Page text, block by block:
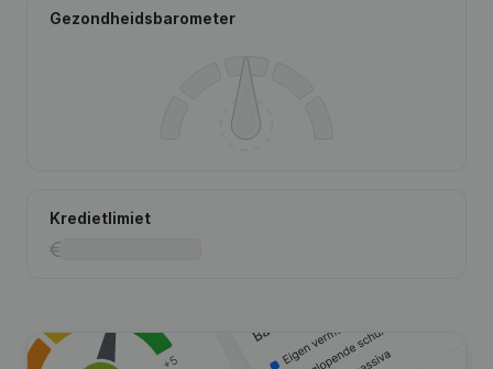
Gezondheidsbarometer
Kredietlimiet